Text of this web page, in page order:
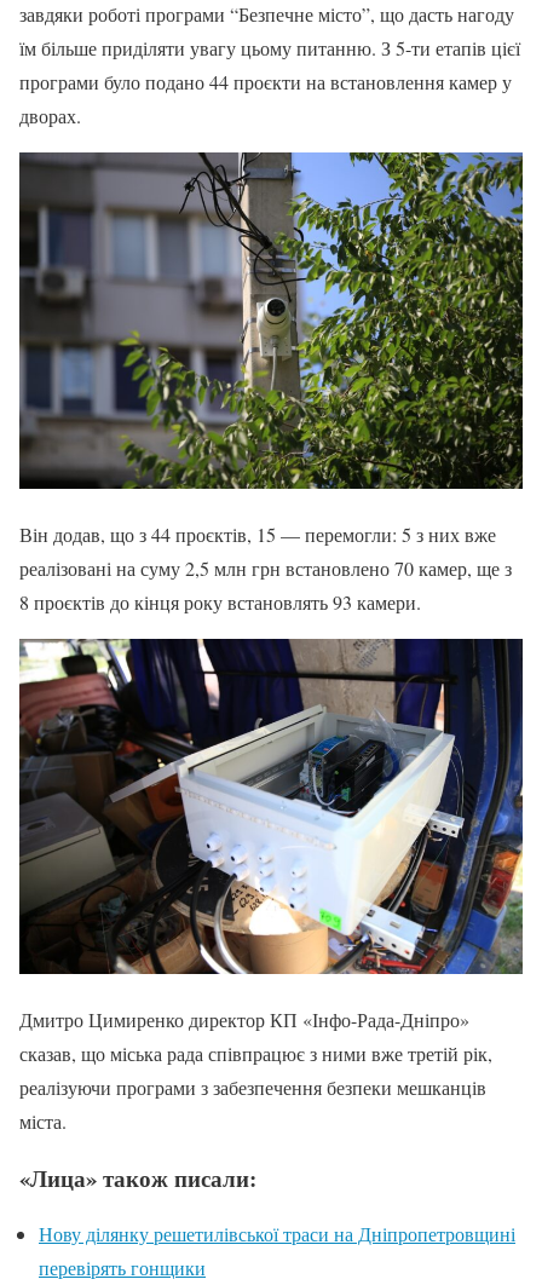
завдяки роботі програми “Безпечне місто”, що дасть нагоду
їм більше приділяти увагу цьому питанню. З 5-ти етапів цієї
програми було подано 44 проєкти на встановлення камер у
дворах.
Він додав, що з 44 проєктів, 15 — перемогли: 5 з них вже
реалізовані на суму 2,5 млн грн встановлено 70 камер, ще з
8 проєктів до кінця року встановлять 93 камери.
Дмитро Цимиренко директор КП «Інфо-Рада-Дніпро»
сказав, що міська рада співпрацює з ними вже третій рік,
реалізуючи програми з забезпечення безпеки мешканців
міста.
«Лица» також писали:
Нову ділянку решетилівської траси на Дніпропетровщині
перевірять гонщики